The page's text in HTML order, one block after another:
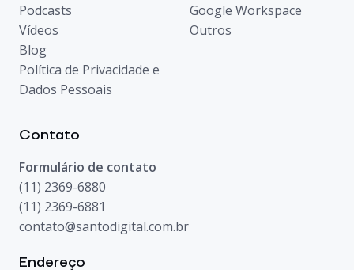
Podcasts
Vídeos
Blog
Política de Privacidade e
Dados Pessoais
Google Workspace
Outros
Contato
Formulário de contato
(11) 2369-6880
(11) 2369-6881
contato@santodigital.com.br
Endereço